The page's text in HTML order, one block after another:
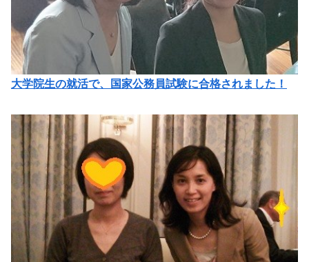
大学院生の就活で、国家公務員試験に合格されました！